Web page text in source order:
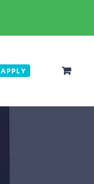
APPLY